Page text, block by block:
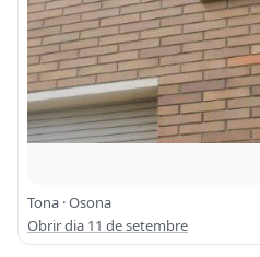
Tona · Osona
Obrir dia 11 de setembre